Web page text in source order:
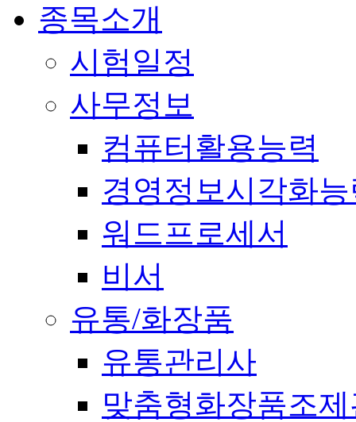
종목소개
시험일정
사무정보
컴퓨터활용능력
경영정보시각화
워드프로세서
비서
유통/화장품
유통관리사
맞춤형화장품조